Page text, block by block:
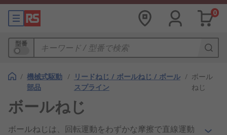
0
型番
/ 機械式駆動
部品
/ リードねじ / ボールねじ / ボール
スプライン
/ ボール
ねじ
ボールねじ
ボールねじは、回転運動をわずかな摩擦で直線運動